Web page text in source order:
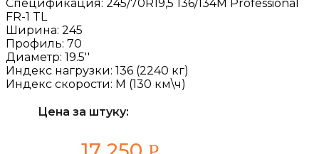
Спецификация: 245/70R19,5 136/134M Professional
FR-1 TL
Ширина: 245
Профиль: 70
Диаметр: 19.5''
Индекс нагрузки: 136 (2240 кг)
Индекс скорости: M (130 км\ч)
Цена за штуку: